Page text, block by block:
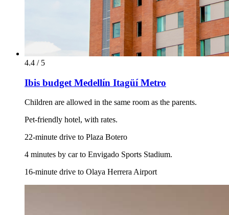
4.4 / 5
Ibis budget Medellín Itagüí Metro
Children are allowed in the same room as the parents.
Pet-friendly hotel, with rates.
22-minute drive to Plaza Botero
4 minutes by car to Envigado Sports Stadium.
16-minute drive to Olaya Herrera Airport